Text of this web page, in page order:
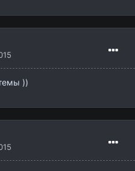
))